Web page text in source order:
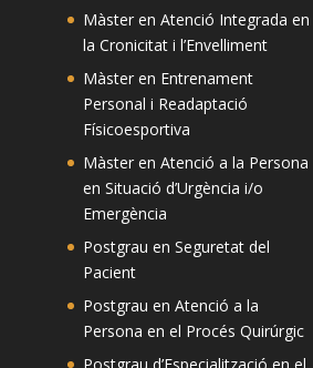
Màster en Atenció Integrada en
la Cronicitat i l’Envelliment
Màster en Entrenament
Personal i Readaptació
Físicoesportiva
Màster en Atenció a la Persona
en Situació d’Urgència i/o
Emergència
Postgrau en Seguretat del
Pacient
Postgrau en Atenció a la
Persona en el Procés Quirúrgic
Postgrau d’Especialització en el